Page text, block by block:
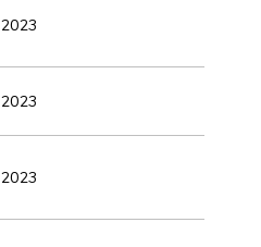
2023
2023
2023